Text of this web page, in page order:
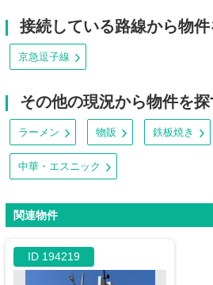
接続している路線から物
京急逗子線
その他の現況から物件を探
ラーメン 物販 鉄板焼き
中華・エスニック
関連物件
ID 194219